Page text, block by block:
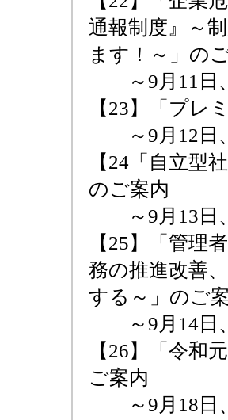
通報制度』～
ます！～」の
～9月11日、
【23】「プレ
～9月12日、
【24「自立型
のご案内
～9月13日、
【25】「管理
務の推進改善
する～」のご
～9月14日、
【26】「令和
ご案内
～9月18日